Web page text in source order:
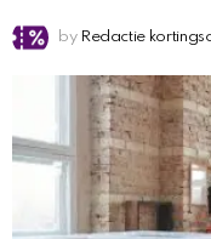
by Redactie